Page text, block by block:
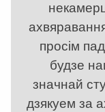
просім
будзе
значнай
дзякуем за